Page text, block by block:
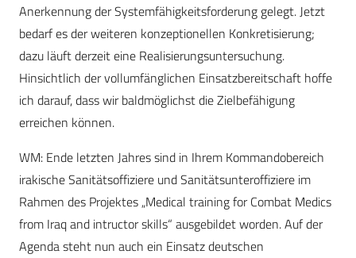
Anerkennung der Systemfähigkeitsforderung gelegt. Jetzt
bedarf es der weiteren konzeptionellen Konkretisierung;
dazu läuft derzeit eine Realisierungsuntersuchung.
Hinsichtlich der vollumfänglichen Einsatzbereitschaft hoffe
ich darauf, dass wir baldmöglichst die Zielbefähigung
erreichen können.
WM: Ende letzten Jahres sind in Ihrem Kommandobereich
irakische Sanitätsoffiziere und Sanitätsunteroffiziere im
Rahmen des Projektes „Medical training for Combat Medics
from Iraq and intructor skills“ ausgebildet worden. Auf der
Agenda steht nun auch ein Einsatz deutschen